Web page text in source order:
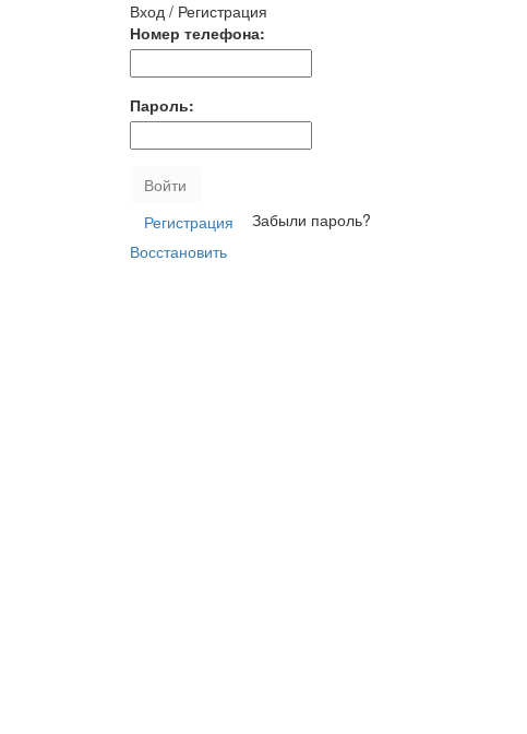
Вход / Регистрация
Номер телефона:
Пароль:
Войти
Регистрация
Забыли пароль?
Восстановить